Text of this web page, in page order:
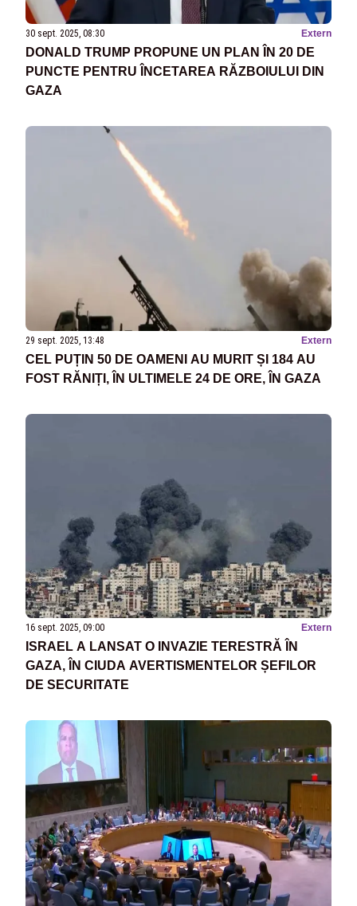
30 sept. 2025, 08:30 Extern
DONALD TRUMP PROPUNE UN PLAN ÎN 20 DE
PUNCTE PENTRU ÎNCETAREA RĂZBOIULUI DIN
GAZA
29 sept. 2025, 13:48 Extern
CEL PUȚIN 50 DE OAMENI AU MURIT ȘI 184 AU
FOST RĂNIȚI, ÎN ULTIMELE 24 DE ORE, ÎN GAZA
16 sept. 2025, 09:00 Extern
ISRAEL A LANSAT O INVAZIE TERESTRĂ ÎN
GAZA, ÎN CIUDA AVERTISMENTELOR ȘEFILOR
DE SECURITATE